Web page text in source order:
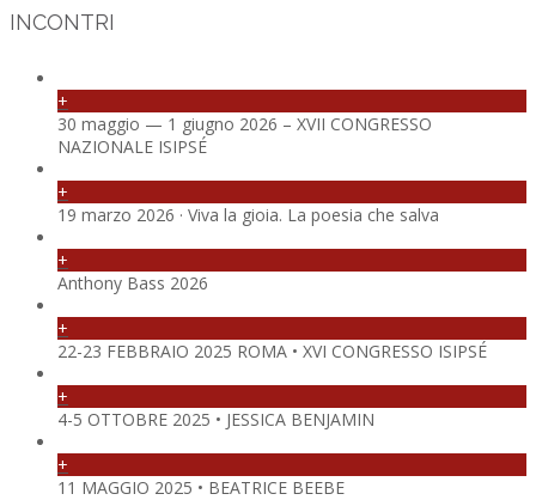
INCONTRI
+
30 maggio — 1 giugno 2026 – XVII CONGRESSO
NAZIONALE ISIPSÉ
+
19 marzo 2026 · Viva la gioia. La poesia che salva
+
Anthony Bass 2026
+
22-23 FEBBRAIO 2025 ROMA • XVI CONGRESSO ISIPSÉ
+
4-5 OTTOBRE 2025 • JESSICA BENJAMIN
+
11 MAGGIO 2025 • BEATRICE BEEBE